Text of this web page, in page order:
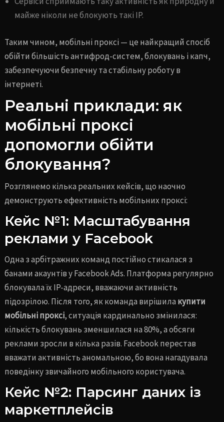
майже ніколи не блокують такі IP.
Таким чином, мобільні проксі — це найкращий спосіб
обійти більшість антифрод-систем, блокувань і капч,
забезпечуючи безпечну та стабільну роботу в
інтернеті.
Реальні приклади: як
мобільні проксі
допомогли обійти
блокування?
Розглянемо кілька реальних кейсів, що наочно
демонструють ефективність мобільних проксі:
Кейс №1: Масштабування
реклами у Facebook
Одна з арбітражних команд постійно стикалася з
банами акаунтів у Facebook Ads. Платформа регулярно
блокувала їх IP-адреси, вважаючи активність
підозрілою. Після того, як команда вирішила купити
мобільні проксі, ситуація кардинально змінилася:
кількість блокувань зменшилася на 80%, а обсяги
реклами зросли в кілька разів. Facebook перестав
вважати активність аномальною, бо вона нагадувала
поведінку звичайного мобільного користувача.
Кейс №2: Парсинг даних із
маркетплейсів